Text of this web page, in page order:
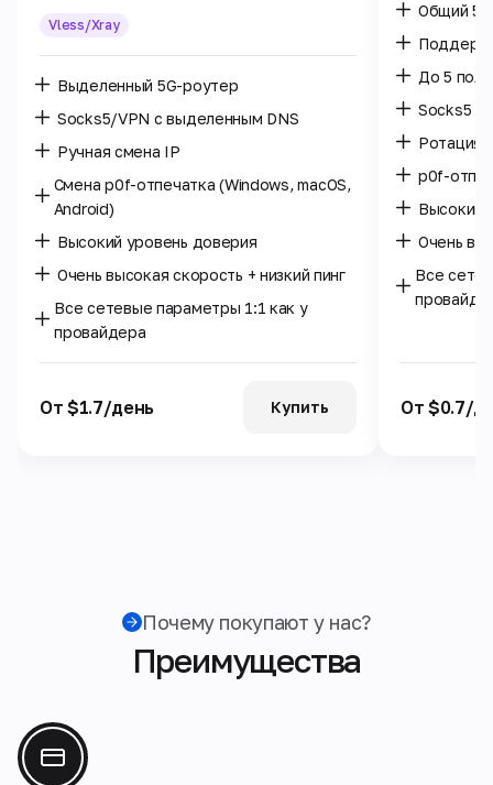
Vless/Xray
Выделенный 5G-роутер
Socks5/VPN с выделенным DNS
Ручная смена IP
Смена p0f-отпечатка (Windows, macOS,
Android)
Высокий уровень доверия
Очень высокая скорость + низкий пинг
Все сетевые параметры 1:1 как у
провайдера
От $1.7/день Купить
Общий
До 5
Socks5 /
Ротация
p0f-
Высокий
Очень
Все
От $0.7/
Почему покупают у нас?
Преимущества